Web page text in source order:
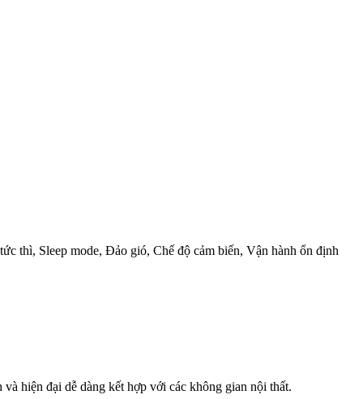
thì, Sleep mode, Đảo gió, Chế độ cảm biến, Vận hành ổn định
hiện đại dễ dàng kết hợp với các không gian nội thất.